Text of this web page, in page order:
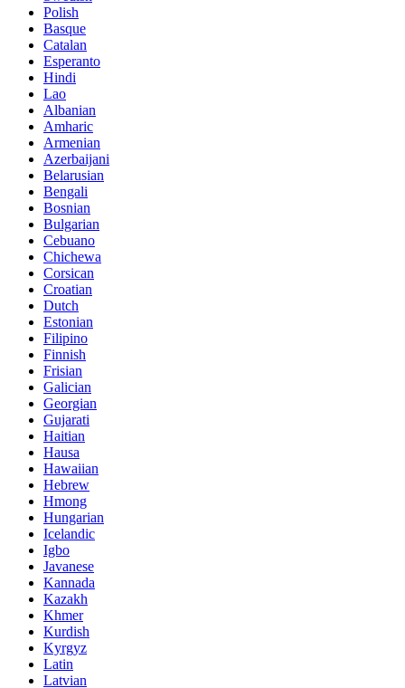
Polish
Basque
Catalan
Esperanto
Hindi
Lao
Albanian
Amharic
Armenian
Azerbaijani
Belarusian
Bengali
Bosnian
Bulgarian
Cebuano
Chichewa
Corsican
Croatian
Dutch
Estonian
Filipino
Finnish
Frisian
Galician
Georgian
Gujarati
Haitian
Hausa
Hawaiian
Hebrew
Hmong
Hungarian
Icelandic
Igbo
Javanese
Kannada
Kazakh
Khmer
Kurdish
Kyrgyz
Latin
Latvian